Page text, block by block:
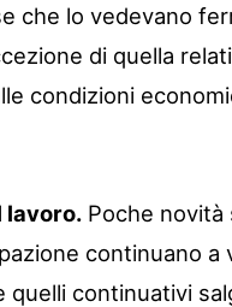
che lo vedevano
di quella
condizioni
lavoro. Poche novità
continuano a
quelli continuativi